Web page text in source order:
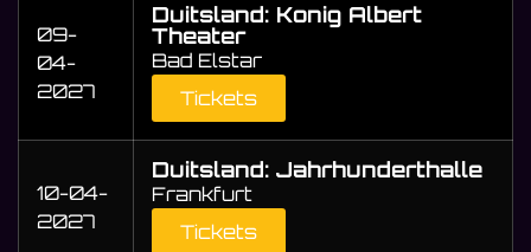
09-
04-
2027
Duitsland: Konig Albert
Theater
Bad Elstar
Tickets
10-04-
2027
Duitsland: Jahrhunderthalle
Frankfurt
Tickets